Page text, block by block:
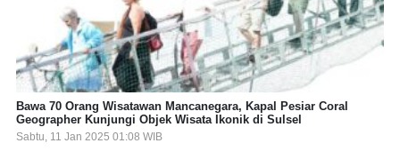
Bawa 70 Orang Wisatawan Mancanegara, Kapal Pesiar Coral
Geographer Kunjungi Objek Wisata Ikonik di Sulsel
Sabtu, 11 Jan 2025 01:08 WIB